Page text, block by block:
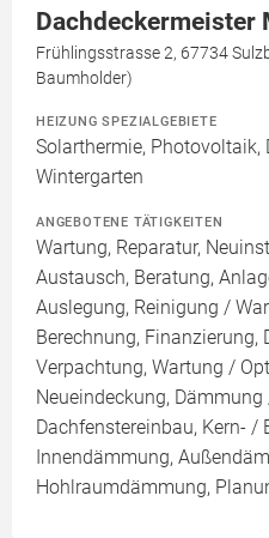
Dachdeckermeister
Frühlingsstrasse 2, 67734
Baumholder)
HEIZUNG SPEZIALGEBIETE
Solarthermie, Photovoltaik,
Wintergarten
ANGEBOTENE TÄTIGKEITEN
Wartung, Reparatur,
Austausch, Beratung,
Auslegung, Reinigung /
Berechnung, Finanzierung,
Verpachtung, Wartung /
Neueindeckung,
Dachfenstereinbau, Kern- /
Innendämmung,
Hohlraumdämmung,